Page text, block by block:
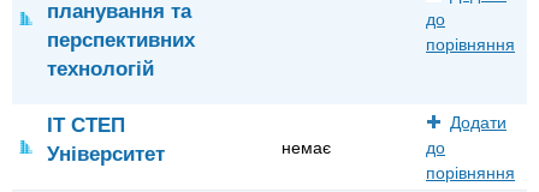
планування та
перспективних
технологій
до
порівняння
ІТ СТЕП
Університет
немає
Додати
до
порівняння